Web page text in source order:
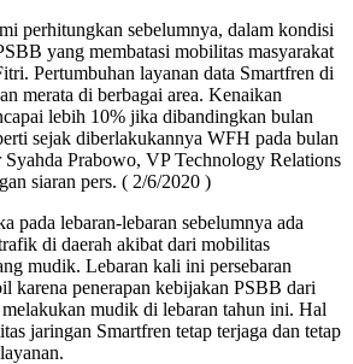
perhitungkan sebelumnya, dalam kondisi
yang membatasi mobilitas masyarakat
Pertumbuhan layanan data Smartfren di
merata di berbagai area. Kenaikan
lebih 10% jika dibandingkan bulan
sejak diberlakukannya WFH pada bulan
Prabowo, VP Technology Relations
siaran pers. ( 2/6/2020 )
pada lebaran-lebaran sebelumnya ada
di daerah akibat dari mobilitas
mudik. Lebaran kali ini persebaran
karena penerapan kebijakan PSBB dari
mudik di lebaran tahun ini. Hal
jaringan Smartfren tetap terjaga dan tetap